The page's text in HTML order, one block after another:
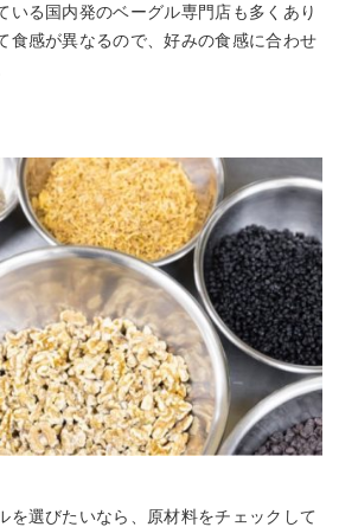
いる国内発のベーグル専門店も多くあり
食感が異なるので、好みの食感に合わせ
を選びたいなら、原材料をチェックして